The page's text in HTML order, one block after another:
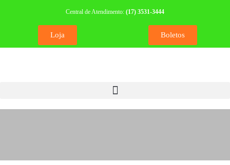
Central de Atendimento: (17) 3531-3444
Loja Boletos